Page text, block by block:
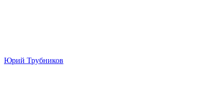
Юрий Трубников